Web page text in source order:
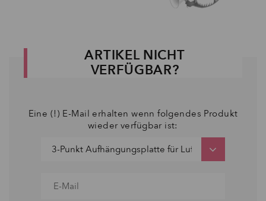
ARTIKEL NICHT
VERFÜGBAR?
Eine (!) E-Mail erhalten wenn folgendes Produkt
wieder verfügbar ist: